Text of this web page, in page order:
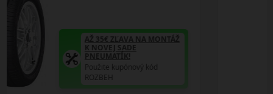
AŽ 35€ ZĽAVA NA MONTÁŽ